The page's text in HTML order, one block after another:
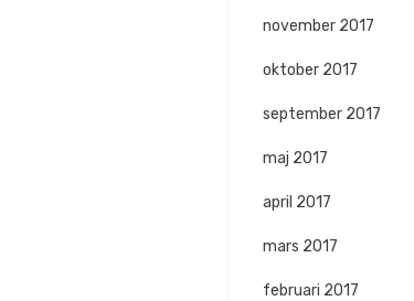
november 2017
oktober 2017
september 2017
maj 2017
april 2017
mars 2017
februari 2017